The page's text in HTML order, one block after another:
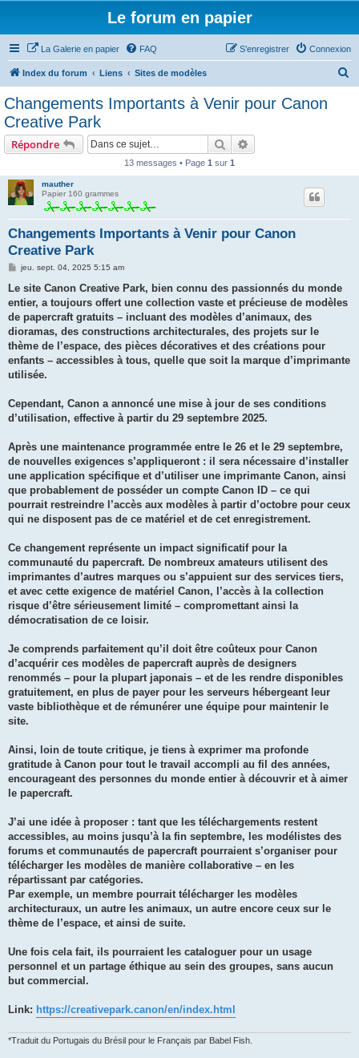
Le forum en papier
La Galerie en papier FAQ Connexion
S’enregistrer
Index du forum Liens Sites de modèles
Changements Importants à Venir pour Canon
Creative Park
Répondre Rechercher
13 messages • Page 1 sur 1
mauther
Papier 160 grammes
Changements Importants à Venir pour Canon
Creative Park
M
s
a
g
jeu. sept. 04, 2025 5:15 am
Le site Canon Creative Park, bien connu des passionnés du monde
entier, a toujours offert une collection vaste et précieuse de modèles
de papercraft gratuits – incluant des modèles d’animaux, des
dioramas, des constructions architecturales, des projets sur le
thème de l’espace, des pièces décoratives et des créations pour
enfants – accessibles à tous, quelle que soit la marque d’imprimante
utilisée.
Cependant, Canon a annoncé une mise à jour de ses conditions
d’utilisation, effective à partir du 29 septembre 2025.
Après une maintenance programmée entre le 26 et le 29 septembre,
de nouvelles exigences s’appliqueront : il sera nécessaire d’installer
une application spécifique et d’utiliser une imprimante Canon, ainsi
que probablement de posséder un compte Canon ID – ce qui
pourrait restreindre l’accès aux modèles à partir d’octobre pour ceux
qui ne disposent pas de ce matériel et de cet enregistrement.
Ce changement représente un impact significatif pour la
communauté du papercraft. De nombreux amateurs utilisent des
imprimantes d’autres marques ou s’appuient sur des services tiers,
et avec cette exigence de matériel Canon, l’accès à la collection
risque d’être sérieusement limité – compromettant ainsi la
démocratisation de ce loisir.
Je comprends parfaitement qu’il doit être coûteux pour Canon
d’acquérir ces modèles de papercraft auprès de designers
renommés – pour la plupart japonais – et de les rendre disponibles
gratuitement, en plus de payer pour les serveurs hébergeant leur
vaste bibliothèque et de rémunérer une équipe pour maintenir le
site.
Ainsi, loin de toute critique, je tiens à exprimer ma profonde
gratitude à Canon pour tout le travail accompli au fil des années,
encourageant des personnes du monde entier à découvrir et à aimer
le papercraft.
J’ai une idée à proposer : tant que les téléchargements restent
accessibles, au moins jusqu’à la fin septembre, les modélistes des
forums et communautés de papercraft pourraient s’organiser pour
télécharger les modèles de manière collaborative – en les
répartissant par catégories.
Par exemple, un membre pourrait télécharger les modèles
architecturaux, un autre les animaux, un autre encore ceux sur le
thème de l’espace, et ainsi de suite.
Une fois cela fait, ils pourraient les cataloguer pour un usage
personnel et un partage éthique au sein des groupes, sans aucun
but commercial.
Link: https://creativepark.canon/en/index.html
*Traduit du Portugais du Brésil pour le Français par Babel Fish.